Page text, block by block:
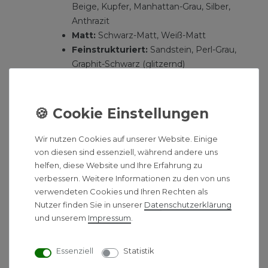
Beige, Kupfer, Manhattan-Grau, Silber,
Anthrazit
Matt: Schwarz-Matt, Weiß-Matt
Feinstrukturiert: Sandstein, Perl-Grau,
Graphit-Schwarz (glitzernd)
Farbe weiß 48 Stunden Lieferzeit
restliche Farben ca. 2-3 Wochen Lieferzeit,
weitere RAL-Farben auf Anfrage
alle Heizkörper sind Pulver-Beschichtet
Halterungen, Montagematerial, Entlüftungs-
und Verschlussstopfen im Lieferumfang
Misch- und Elektrobetrieb nicht möglich
Wir nutzen Cookies auf unserer Website. Einige
von diesen sind essenziell, während andere uns
helfen, diese Website und Ihre Erfahrung zu
verbessern. Weitere Informationen zu den von uns
verwendeten Cookies und Ihren Rechten als
Nutzer finden Sie in unserer Daten­schutz­erklärung
und unserem Impressum
Essenziell Statistik